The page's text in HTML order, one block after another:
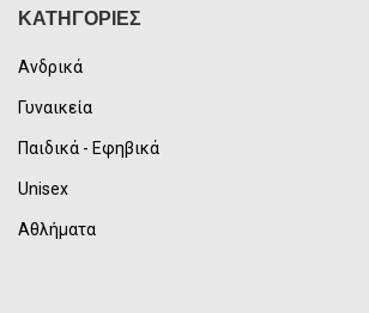
ΚΑΤΗΓΟΡΙΕΣ
Ανδρικά
Γυναικεία
Παιδικά - Εφηβικά
Unisex
Αθλήματα